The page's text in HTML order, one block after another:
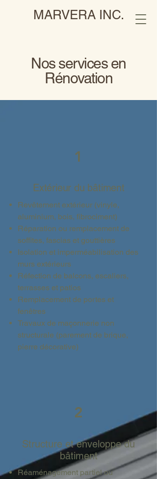
MARVERA INC.
Nos services en
Rénovation
1
Extérieur du bâtiment
Revêtement extérieur (vinyle,
aluminium, bois, fibrociment)
Réparation ou remplacement de
soffites, fascias et gouttières
Isolation et imperméabilisation des
murs extérieurs
Réfection de balcons, escaliers,
terrasses et patios
Remplacement de portes et
fenêtres
Travaux de maçonnerie non
structurale (parement de brique,
pierre décorative)
2
Structure et enveloppe du
bâtiment
Réaménagement partiel ou